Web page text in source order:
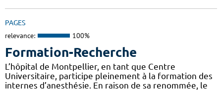
PAGES
relevance: 100%
Formation-Recherche
L’hôpital de Montpellier, en tant que Centre
Universitaire, participe pleinement à la formation des
internes d’anesthésie. En raison de sa renommée, le